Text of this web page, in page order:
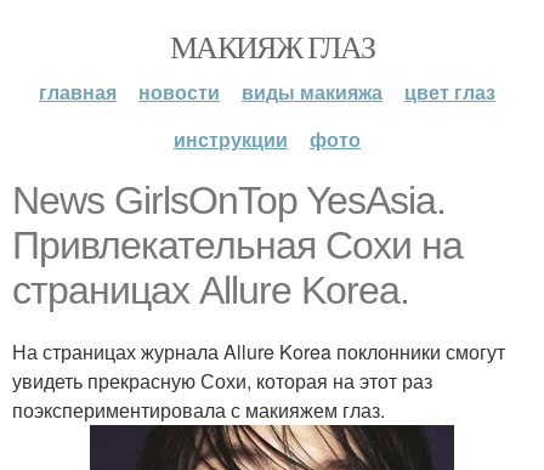
МАКИЯЖ ГЛАЗ
главная новости виды макияжа
цвет глаз
инструкции
фото
News GirlsOnTop YesAsia.
Привлекательная Сохи на
страницах Allure Korea.
На страницах журнала Allure Korea поклонники смогут
увидеть прекрасную Сохи, которая на этот раз
поэкспериментировала с макияжем глаз.